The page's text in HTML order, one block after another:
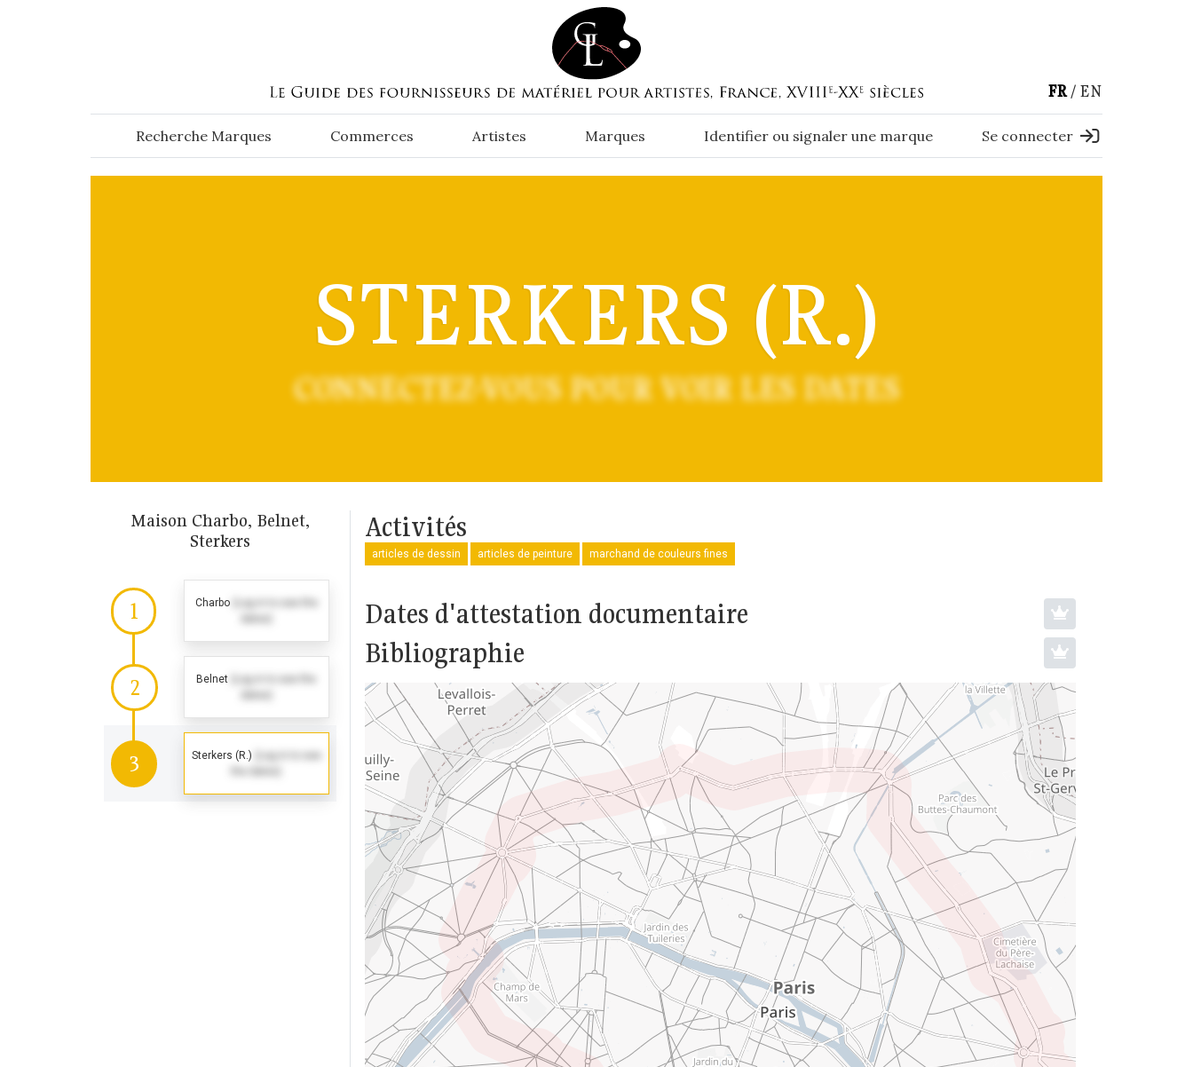
FR EN
Recherche Marques Commerces Artistes Marques Identifier ou signaler une marque Se connecter
STERKERS (R.)
CONNECTEZ-VOUS POUR VOIR LES DATES
Maison Charbo, Belnet,
Sterkers
1 Charbo
2 Belnet
3 Sterkers (R.)
Activités
articles de dessin articles de peinture marchand de couleurs fines
Dates d'attestation documentaire
Bibliographie